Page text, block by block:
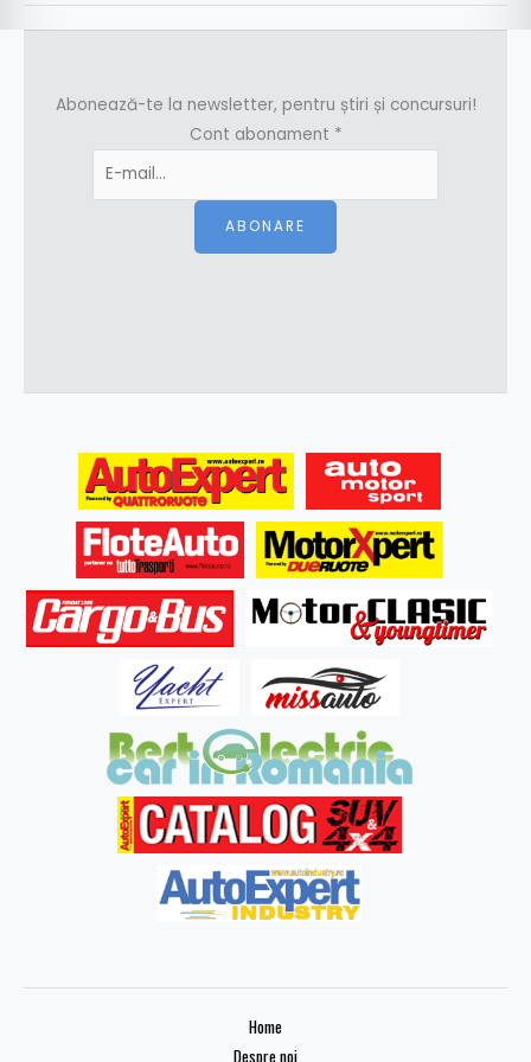
Abonează-te la newsletter, pentru știri și concursuri!
Cont abonament *
ABONARE
Home
Despre noi